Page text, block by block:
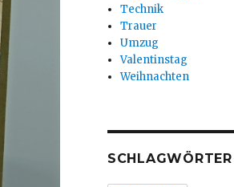
Technik
Trauer
Umzug
Valentinstag
Weihnachten
SCHLAGWÖRTER